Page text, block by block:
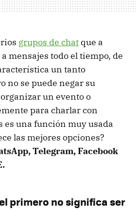
grupos de chat que a
mensajes todo el tiempo, de
un tanto
no se puede negar su
un evento o
para charlar con
es una función muy usada
las mejores opciones?
Telegram, Facebook
primero no significa ser